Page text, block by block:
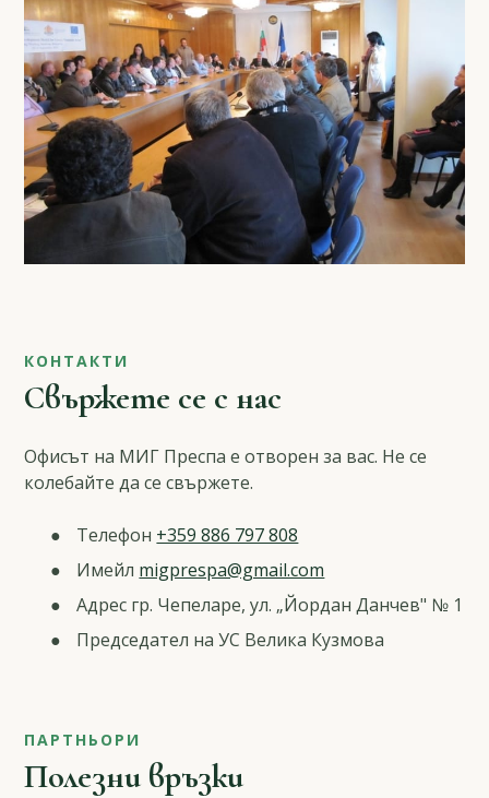
КОНТАКТИ
Свържете се с нас
Офисът на МИГ Преспа е отворен за вас. Не се
колебайте да се свържете.
Телефон +359 886 797 808
Имейл migprespa@gmail.com
Адрес гр. Чепеларе, ул. „Йордан Данчев" № 1
Председател на УС Велика Кузмова
ПАРТНЬОРИ
Полезни връзки